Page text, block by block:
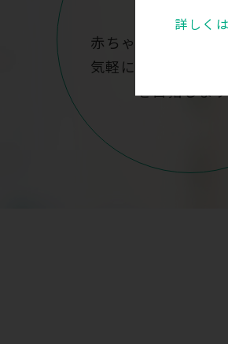
詳しく
赤ちゃんからお年寄
気軽に受診できるク
を目指しま